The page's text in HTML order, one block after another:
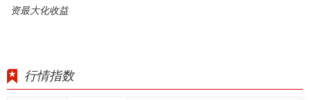
资最大化收益
行情指数